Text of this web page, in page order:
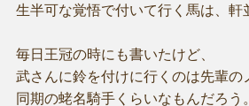
生半可な覚悟で付いて行く馬は、軒
毎日王冠の時にも書いたけど、
武さんに鈴を付けに行くのは先輩の
同期の蛯名騎手くらいなもんだろう。